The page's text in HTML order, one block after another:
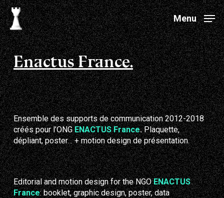
Skip
to
main
content
Menu
Enactus France.
Ensemble des supports de communication 2012-2018
créés pour l’ONGENACTUS France.Plaquette,
dépliant, poster… + motion design de présentation.
Editorial and motion design for the NGOENACTUS
France: booklet, graphic design, poster, data
Close
Menu